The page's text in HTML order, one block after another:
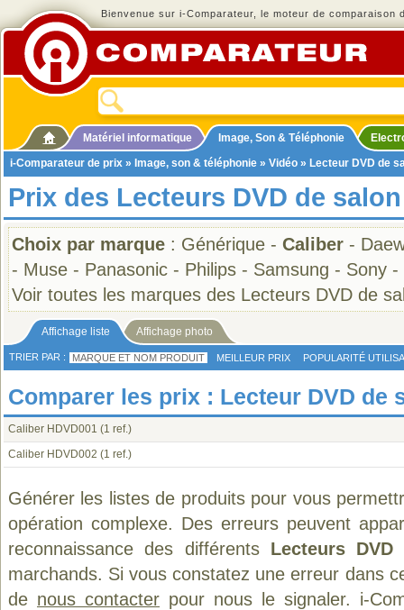
Bienvenue sur i-Comparateur, le moteur de comparaison
Matériel informatique Image, Son & Téléphonie
i-Comparateur de prix » Image, son & téléphonie » Vidéo » Lecteur DVD de
Prix des Lecteurs DVD de
Choix par marque : Générique - Caliber -
- Muse - Panasonic - Philips - Samsung - Sony -
Voir toutes les marques des Lecteurs DVD de
Affichage liste Affichage photo
TRIER PAR : MARQUE ET NOM PRODUIT MEILLEUR PRIX POPULARITÉ
Comparer les prix : Lecteur DVD de
Caliber HDVD001 (1 ref.)
Caliber HDVD002 (1 ref.)
Générer les listes de produits pour vous
opération complexe. Des erreurs peuvent
reconnaissance des différents Lecteurs
marchands. Si vous constatez une erreur dans
de nous contacter pour nous le signaler. i-